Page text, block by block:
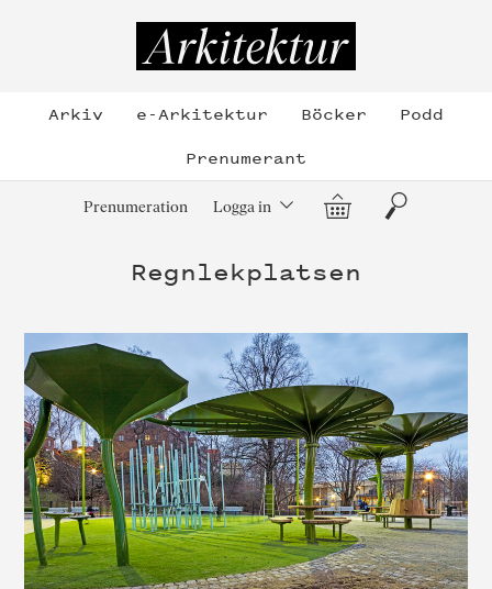
Arkiv e-Arkitektur Böcker
Podd
Prenumerant
Prenumeration Logga in Varukorg
Sök
Regnlekplatsen